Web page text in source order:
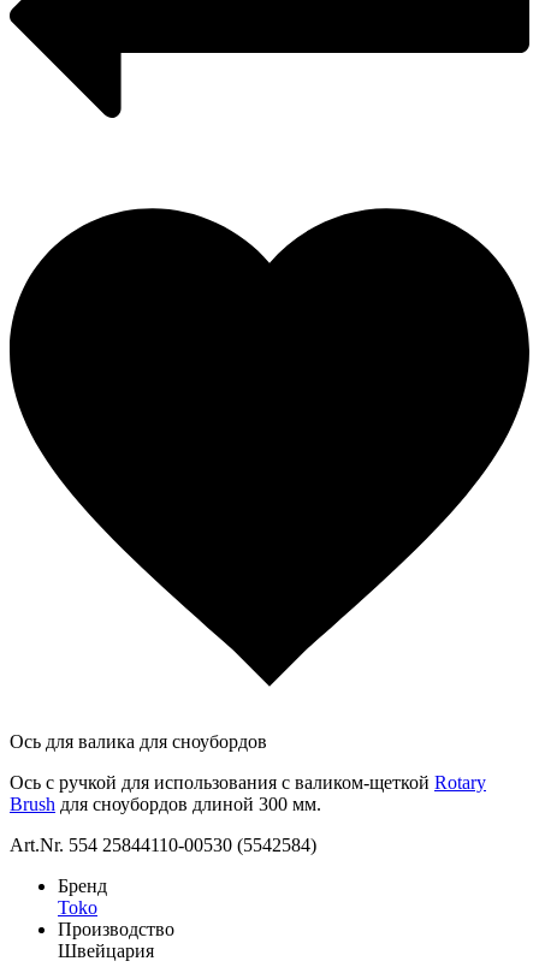
Ось для валика для сноубордов
Ось с ручкой для использования с валиком-щеткой Rotary
Brush для сноубордов длиной 300 мм.
Art.Nr. 554 25844110-00530 (5542584)
Бренд
Toko
Производство
Швейцария